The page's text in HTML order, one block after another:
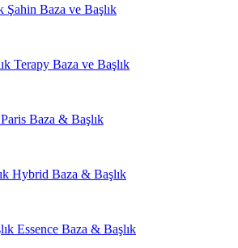
Şahin Baza ve Başlık
Terapy Baza ve Başlık
Paris Baza & Başlık
Hybrid Baza & Başlık
Essence Baza & Başlık